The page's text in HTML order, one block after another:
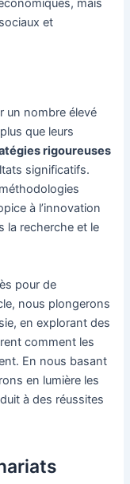
mais
et
un nombre élevé
que leurs
rigoureuses
significatifs.
à l’innovation
la recherche et le
pour de
nous plongerons
en explorant des
comment les
En nous basant
en lumière les
à des réussites